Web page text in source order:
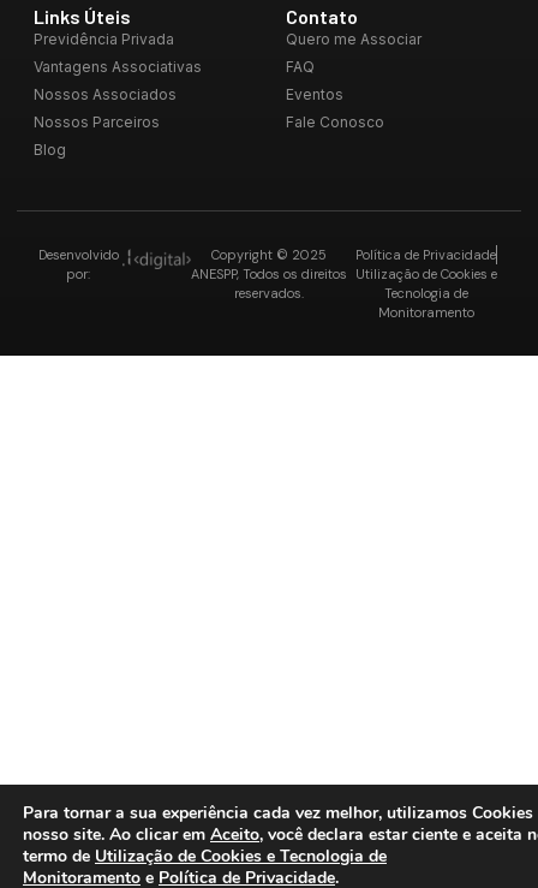
Links Úteis
Previdência Privada
Vantagens Associativas
Nossos Associados
Nossos Parceiros
Blog
Contato
Quero me Associar
FAQ
Eventos
Fale Conosco
Copyright © 2025
ANESPP, Todos os direitos
reservados.
Desenvolvido
por:
Política de Privacidade
Utilização de Cookies e
Tecnologia de
Monitoramento
Para tornar a sua experiência cada vez melhor, utilizamos Cookies
nosso site. Ao clicar em Aceito, você declara estar ciente e aceita
termo de Utilização de Cookies e Tecnologia de
Monitoramento e Política de Privacidade.